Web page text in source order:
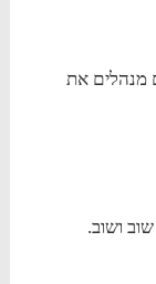
מנהלים את
ושוב.